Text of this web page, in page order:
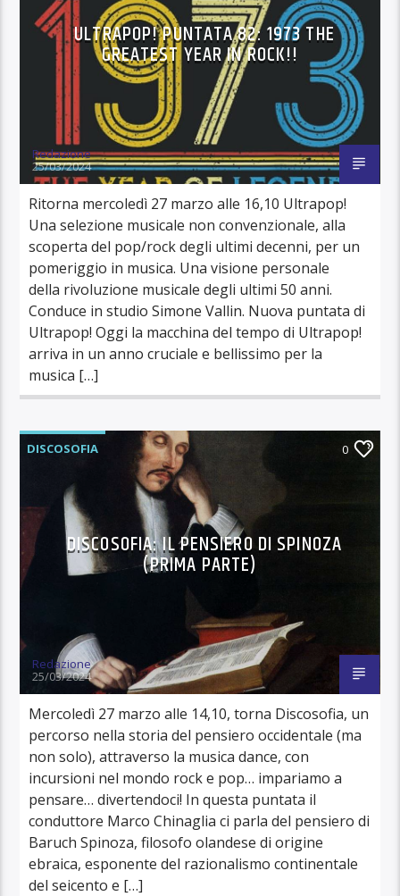
ULTRAPOP! PUNTATA 82: 1973 THE
GREATEST YEAR IN ROCK!!
Redazione
25/03/2024
Ritorna mercoledì 27 marzo alle 16,10 Ultrapop!
Una selezione musicale non convenzionale, alla
scoperta del pop/rock degli ultimi decenni, per un
pomeriggio in musica. Una visione personale
della rivoluzione musicale degli ultimi 50 anni.
Conduce in studio Simone Vallin. Nuova puntata di
Ultrapop! Oggi la macchina del tempo di Ultrapop!
arriva in un anno cruciale e bellissimo per la
musica […]
DISCOSOFIA 0
DISCOSOFIA: IL PENSIERO DI SPINOZA
(PRIMA PARTE)
Redazione
25/03/2024
Mercoledì 27 marzo alle 14,10, torna Discosofia, un
percorso nella storia del pensiero occidentale (ma
non solo), attraverso la musica dance, con
incursioni nel mondo rock e pop… impariamo a
pensare… divertendoci! In questa puntata il
conduttore Marco Chinaglia ci parla del pensiero di
Baruch Spinoza, filosofo olandese di origine
ebraica, esponente del razionalismo continentale
del seicento e […]